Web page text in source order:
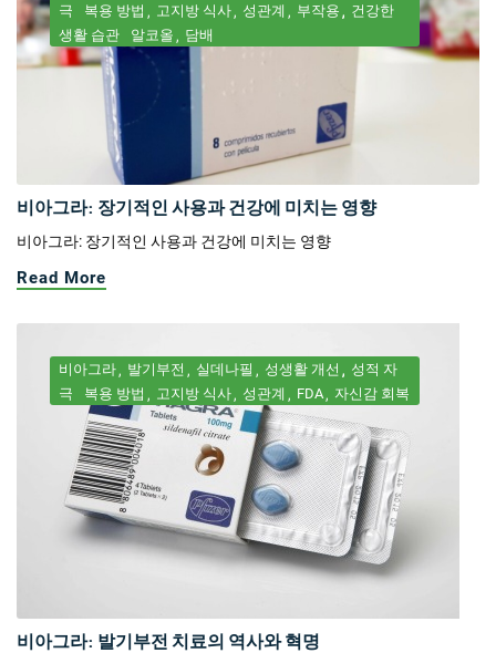
극
복용 방법 고지방 식사 성관계 부작용
건강한
생활 습관
알코올 담배
비아그라: 장기적인 사용과 건강에 미치는 영향
비아그라: 장기적인 사용과 건강에 미치는 영향
Read More
비아그라 발기부전 실데나필 성생활 개선
성적 자
극
복용 방법 고지방 식사 성관계 FDA 자신감 회복
비아그라: 발기부전 치료의 역사와 혁명